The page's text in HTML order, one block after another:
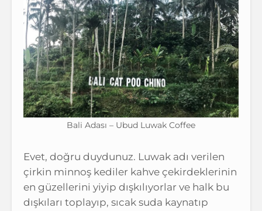
Bali Adası – Ubud Luwak Coffee
Evet, doğru duydunuz. Luwak adı verilen
çirkin minnoş kediler kahve çekirdeklerinin
en güzellerini yiyip dışkılıyorlar ve halk bu
dışkıları toplayıp, sıcak suda kaynatıp